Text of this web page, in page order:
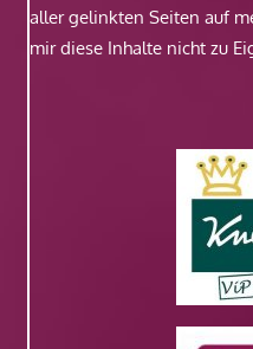
aller gelinkten Seiten auf
mir diese Inhalte nicht zu